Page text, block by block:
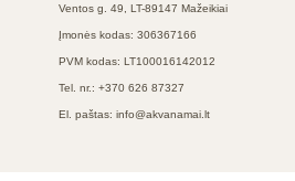
Ventos g. 49, LT-89147 Mažeikiai
Įmonės kodas: 306367166
PVM kodas: LT100016142012
Tel. nr.: +370 626 87327
El. paštas: info@akvanamai.lt